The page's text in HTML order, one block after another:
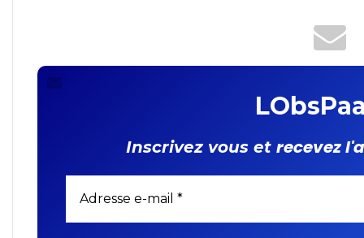
Inscrivez vous et recevez